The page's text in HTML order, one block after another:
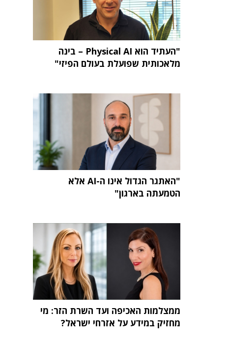
"העתיד הוא Physical AI – בינה
מלאכותית שפועלת בעולם הפיזי"
"האתגר הגדול אינו ה-AI אלא
הטמעתה בארגון"
ממצלמות האכיפה ועד השרת הזר: מי
מחזיק במידע על אזרחי ישראל?